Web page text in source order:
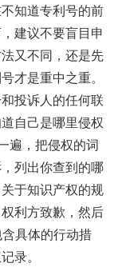
知道专利号的前
建议不要盲目申
又不同，还是先
才是重中之重。
投诉人的任何联
自己是哪里侵权
遍，把侵权的词
列出你查到的哪
于知识产权的规
利方致歉，然后
具体的行动措
录。